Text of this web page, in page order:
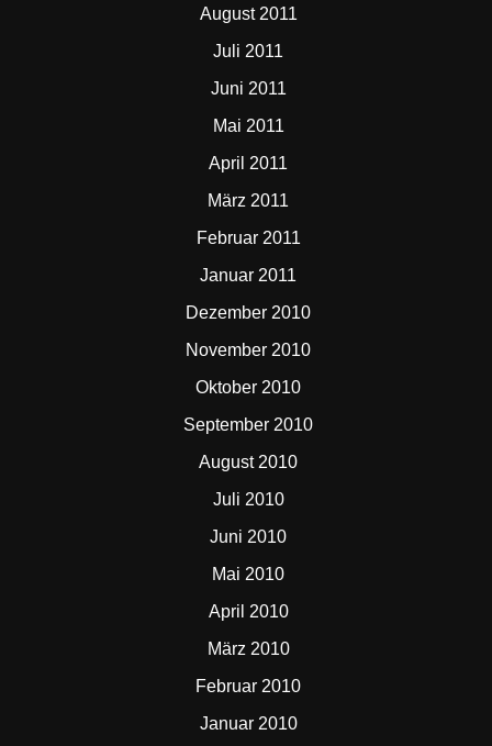
August 2011
Juli 2011
Juni 2011
Mai 2011
April 2011
März 2011
Februar 2011
Januar 2011
Dezember 2010
November 2010
Oktober 2010
September 2010
August 2010
Juli 2010
Juni 2010
Mai 2010
April 2010
März 2010
Februar 2010
Januar 2010